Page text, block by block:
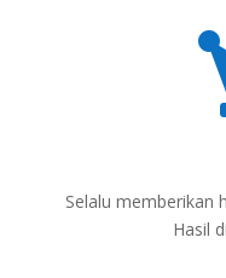
Selalu memberikan
Hasil